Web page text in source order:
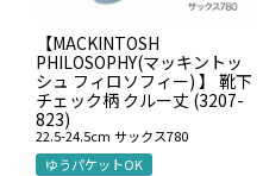
【MACKINTOSH
PHILOSOPHY(マッキントッ
シュ フィロソフィー) 】 靴下
チェック柄 クルー丈 (3207-
823)
22.5-24.5cm サックス780
ゆうパケットOK